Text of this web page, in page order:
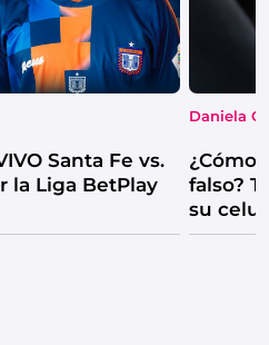
Santa Fe vs.
la Liga BetPlay
Daniela
¿Cómo
falso?
su